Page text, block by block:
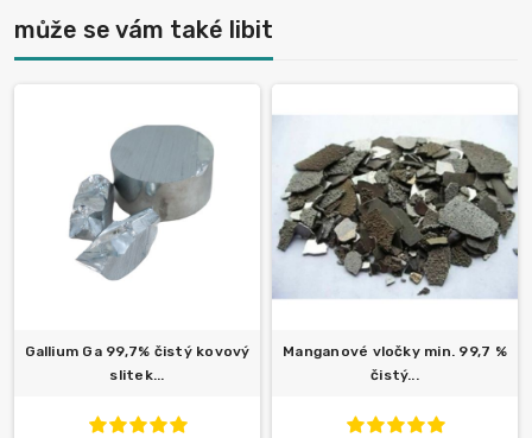
může se vám také libit
Gallium Ga 99,7% čistý kovový
slitek...
Manganové vločky min. 99,7 %
čistý...